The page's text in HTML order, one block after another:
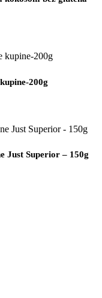
200g
Just Superior – 150g